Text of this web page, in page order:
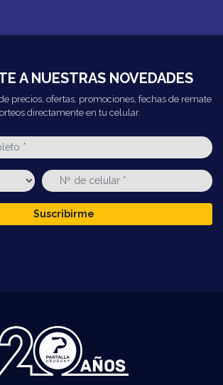
A NUESTRAS NOVEDADES
precios, ofertas, promociones, fechas de remate
directamente en tu celular.
Suscribirme